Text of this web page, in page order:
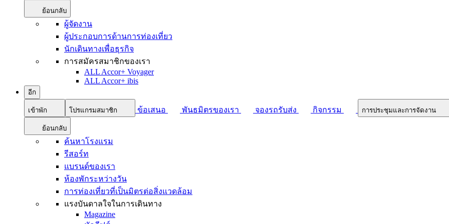
ย้อนกลับ
ผู้จัดงาน
ผู้ประกอบการด้านการท่องเที่ยว
นักเดินทางเพื่อธุรกิจ
การสมัครสมาชิกของเรา
ALL Accor+ Voyager
ALL Accor+ ibis
อีก
เข้าพัก โปรแกรมสมาชิก ข้อเสนอ พันธมิตรของเรา จองรถรับส่ง กิจกรรม การประชุมและการจัดงาน
ย้อนกลับ
ค้นหาโรงแรม
รีสอร์ท
แบรนด์ของเรา
ห้องพักระหว่างวัน
การท่องเที่ยวที่เป็นมิตรต่อสิ่งแวดล้อม
แรงบันดาลใจในการเดินทาง
Magazine